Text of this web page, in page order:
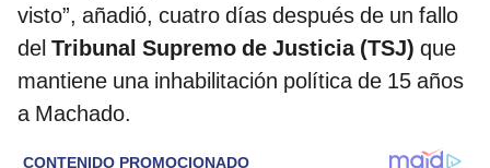
visto”, añadió, cuatro días después de un fallo
del Tribunal Supremo de Justicia (TSJ) que
mantiene una inhabilitación política de 15 años
a Machado.